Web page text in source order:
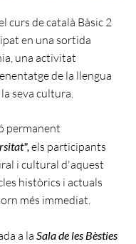
curs de català Bàsic 2
en una sortida
una activitat
de la llengua
seva cultura.
permanent
,els participants
i cultural d'aquest
històrics i actuals
més immediat.
a la Sala de les Bèsties